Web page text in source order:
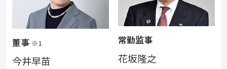
董事 ※1
今井早苗
常勤监事
花坂隆之